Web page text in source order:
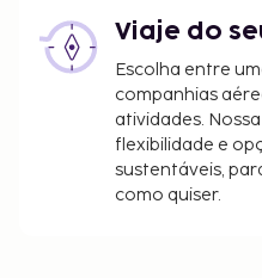
pagamento deste
Imposto municipal:
outubro, 1.50 EUR
crianças com menos
do pagamento
Incluímos todas as
Viaje do
Escolha entre
companhias
atividades.
flexibilidade e
sustentáveis,
como quiser.